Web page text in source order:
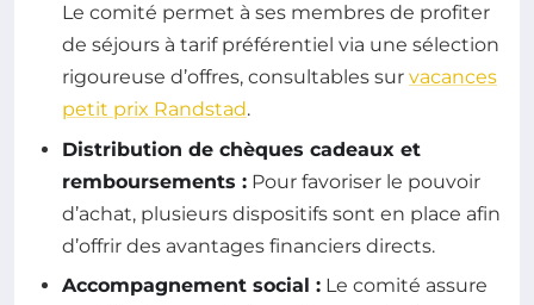
Le comité permet à ses membres de profiter
de séjours à tarif préférentiel via une sélection
rigoureuse d’offres, consultables sur vacances
petit prix Randstad.
Distribution de chèques cadeaux et
remboursements : Pour favoriser le pouvoir
d’achat, plusieurs dispositifs sont en place afin
d’offrir des avantages financiers directs.
Accompagnement social : Le comité assure